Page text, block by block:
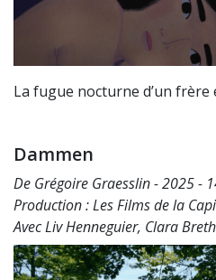
La fugue nocturne d’un frère
Dammen
De Grégoire Graesslin - 2025 -
Production : Les Films de la
Avec Liv Henneguier, Clara